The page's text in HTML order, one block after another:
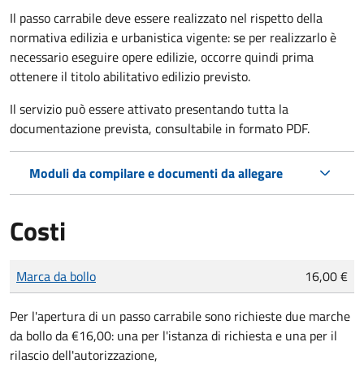
Il passo carrabile deve essere realizzato nel rispetto della
normativa edilizia e urbanistica vigente: se per realizzarlo è
necessario eseguire opere edilizie, occorre quindi prima
ottenere il titolo abilitativo edilizio previsto.
Il servizio può essere attivato presentando tutta la
documentazione prevista, consultabile in formato PDF.
Moduli da compilare e documenti da allegare
Costi
Tipo di pagamento
Importo
Marca da bollo 16,00 €
Per l'apertura di un passo carrabile sono richieste due marche
da bollo da €16,00: una per l'istanza di richiesta e una per il
rilascio dell'autorizzazione,